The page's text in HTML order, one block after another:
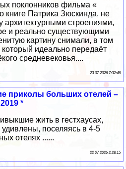
поклонников фильма «
книге Патрика Зюскинда, не
архитектурными строениями,
и реально существующими
картину снимали, в том
который идеально передаёт
средневековья....
23 07 2026 7:32:46
приколы больших отелей –
2019 *
жить в гестхаусах,
поселяясь в 4-5
отелях ......
22 07 2026 2:28:15